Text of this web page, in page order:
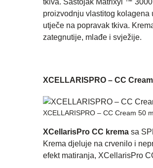
tkiva. Sastojak Matrixyl ™
proizvodnju vlastitog
utječe na popravak tkiva.
zategnutije, mlađe i svježije.
XCELLARISPRO – CC Cream
XCELLARISPRO – CC Cream 50
XCellarisPro CC krema sa
Krema djeluje na crvenilo i
efekt matiranja, XCellarisPro